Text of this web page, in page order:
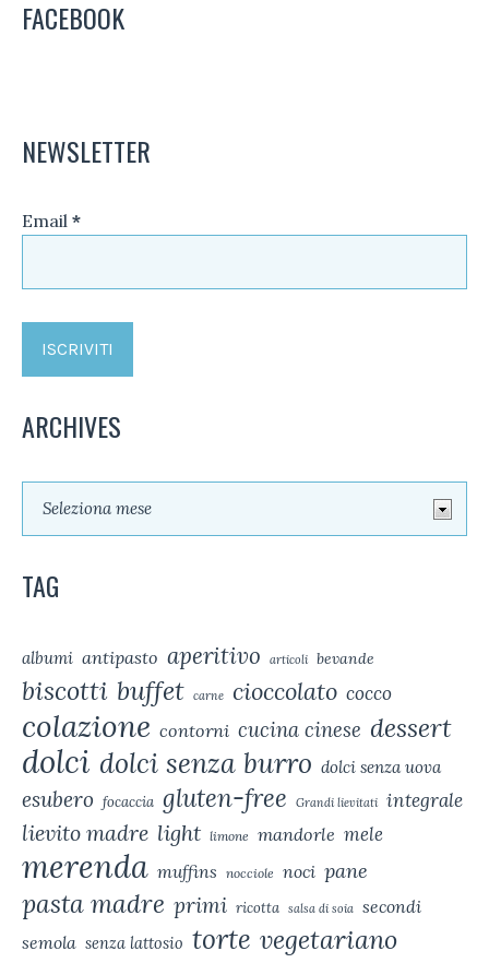
FACEBOOK
NEWSLETTER
Email *
ARCHIVES
TAG
albumi antipasto aperitivo articoli bevande
biscotti buffet carne cioccolato cocco
colazione contorni cucina cinese dessert
dolci dolci senza burro dolci senza uova
esubero focaccia gluten-free Grandi lievitati integrale
lievito madre light limone mandorle mele
merenda muffins nocciole noci pane
pasta madre primi ricotta salsa di soia secondi
semola senza lattosio torte vegetariano